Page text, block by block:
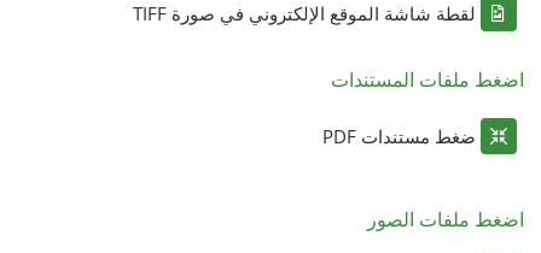
لقطة شاشة الموقع الإلكتروني في صورة TIFF
اضغط ملفات المستندات
ضغط مستندات PDF
اضغط ملفات الصور